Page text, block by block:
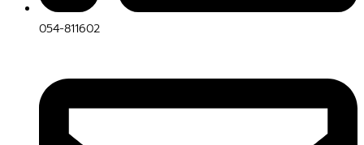
054-811602